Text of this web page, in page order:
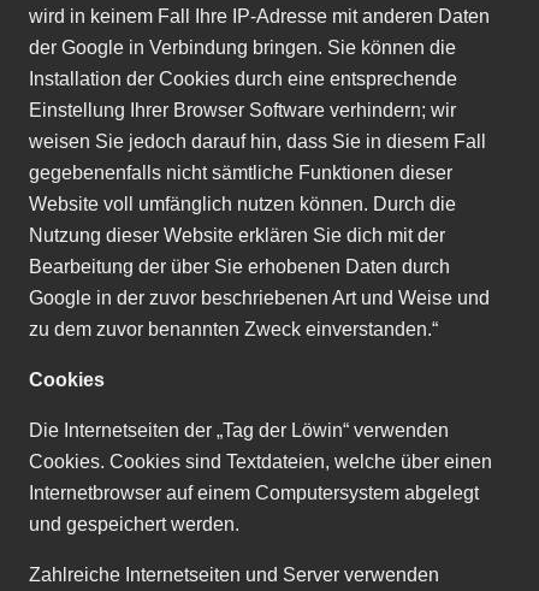
wird in keinem Fall Ihre IP-Adresse mit anderen Daten
der Google in Verbindung bringen. Sie können die
Installation der Cookies durch eine entsprechende
Einstellung Ihrer Browser Software verhindern; wir
weisen Sie jedoch darauf hin, dass Sie in diesem Fall
gegebenenfalls nicht sämtliche Funktionen dieser
Website voll umfänglich nutzen können. Durch die
Nutzung dieser Website erklären Sie dich mit der
Bearbeitung der über Sie erhobenen Daten durch
Google in der zuvor beschriebenen Art und Weise und
zu dem zuvor benannten Zweck einverstanden.“
Cookies
Die Internetseiten der „Tag der Löwin“ verwenden
Cookies. Cookies sind Textdateien, welche über einen
Internetbrowser auf einem Computersystem abgelegt
und gespeichert werden.
Zahlreiche Internetseiten und Server verwenden